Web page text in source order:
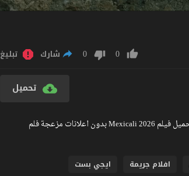
0
0 شارك تبليغ
تحميل
مشاهدة فيلم Mexicali 2026 مترجم كامل جودة عالية BlueRay مشاهدة مباشرة اون لاين وتحميل فيلم Mexicali 2026 بدون اعلانات مزعجة فلم
افلام جريمة
ايجي بست